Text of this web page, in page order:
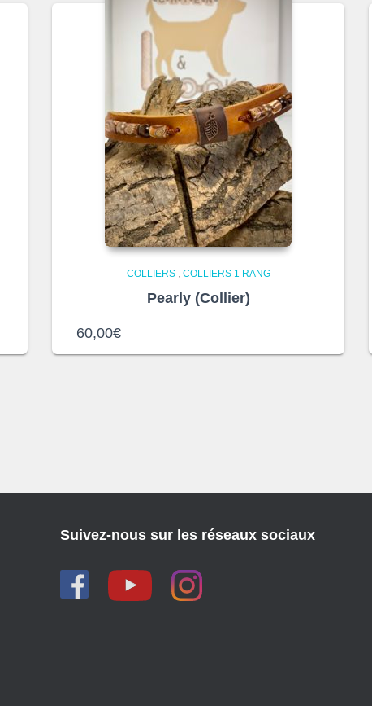
COLLIERS, COLLIERS 1 RANG
Pearly (Collier)
60,00€
Suivez-nous sur les réseaux sociaux